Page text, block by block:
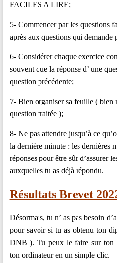
FACILES A LIRE;
5- Commencer par les questions
après aux questions qui demande
6- Considérer chaque exercice
souvent que la réponse d’ une
question précédente;
7- Bien organiser sa feuille ( bien
question traitée );
8- Ne pas attendre jusqu’à ce
la dernière minute : les dernières
réponses pour être sûr d’assurer
auxquelles tu as déjà répondu.
Résultats Brevet
Désormais, tu n’ as pas besoin
pour savoir si tu as obtenu ton
DNB ). Tu peux le faire sur ton
ton ordinateur en un simple clic.